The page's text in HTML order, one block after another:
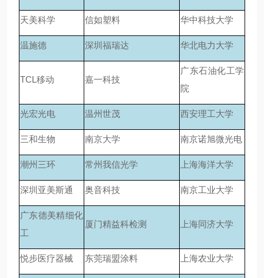
天美科学 信如塑料 华中科技大学
温施德 深圳福瑞达 华北电力大学
TCL移动 嘉一科技
广东石油化工学
院
光宏光电 温州世茂 西安理工大学
三和生物 南京大学 南京诺旭微光电
潮州三环 常州我信光学 上海海洋大学
深圳亚美斯通 奥音科技 南京工业大学
广东德美精细化
工
厦门精益科检测 上海同济大学
悦步医疗器械 东莞瑞盟涂料 上海农业大学